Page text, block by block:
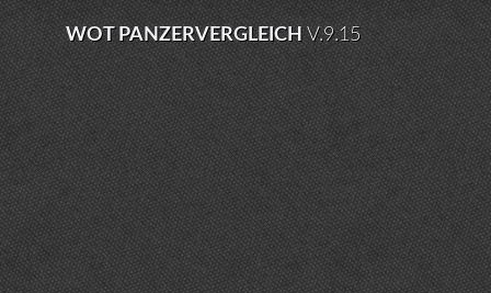
WOT PANZERVERGLEICHV.9.15